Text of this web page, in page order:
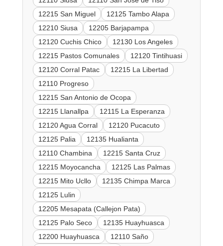
12215 San Miguel
12125 Tambo Alapa
12210 Siusa
12205 Barjapampa
12120 Cuchis Chico
12130 Los Angeles
12215 Pastos Comunales
12120 Tintihuasi
12120 Corral Patac
12215 La Libertad
12110 Progreso
12215 San Antonio de Ocopa
12215 Llanallpa
12115 La Esperanza
12120 Agua Corral
12120 Pucacuto
12125 Palia
12135 Hualianta
12110 Chambina
12215 Santa Cruz
12215 Moyocancha
12125 Las Palmas
12215 Mito Ucllo
12135 Chimpa Marca
12125 Lulin
12205 Mesapata (Callejon Pata)
12125 Palo Seco
12135 Huayhuasca
12200 Huayhuasca
12110 Saño